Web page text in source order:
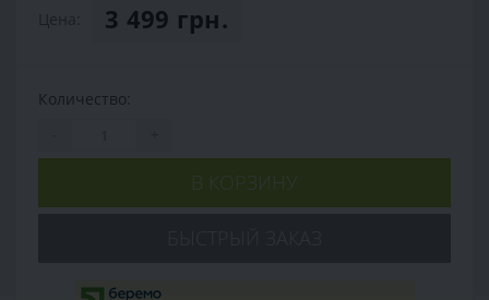
3 499 грн.
Количество:
В КОРЗИНУ